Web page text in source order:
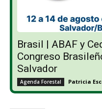
Brasil | ABAF y
Congreso
Salvador
Agenda Forestal Patricia